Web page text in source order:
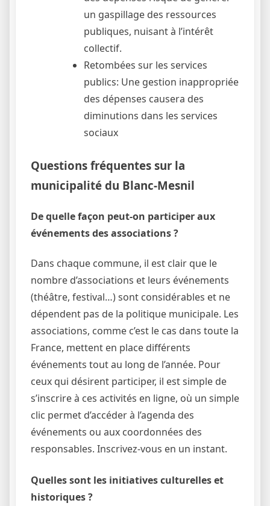
un gaspillage des ressources
publiques, nuisant à l’intérêt
collectif.
Retombées sur les services
publics: Une gestion inappropriée
des dépenses causera des
diminutions dans les services
sociaux
Questions fréquentes sur la
municipalité du Blanc-Mesnil
De quelle façon peut-on participer aux
événements des associations ?
Dans chaque commune, il est clair que le
nombre d’associations et leurs événements
(théâtre, festival…) sont considérables et ne
dépendent pas de la politique municipale. Les
associations, comme c’est le cas dans toute la
France, mettent en place différents
événements tout au long de l’année. Pour
ceux qui désirent participer, il est simple de
s’inscrire à ces activités en ligne, où un simple
clic permet d’accéder à l’agenda des
événements ou aux coordonnées des
responsables. Inscrivez-vous en un instant.
Quelles sont les initiatives culturelles et
historiques ?